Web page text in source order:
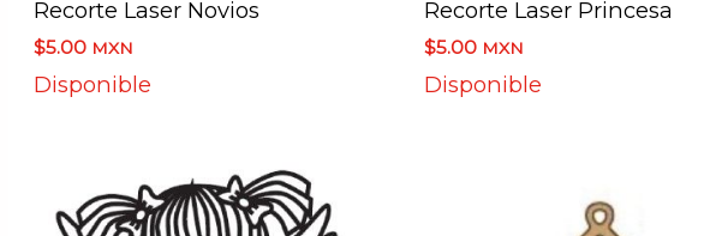
Recorte Laser Novios
$5.00 MXN
Disponible
Recorte Laser Princesa
$5.00 MXN
Disponible